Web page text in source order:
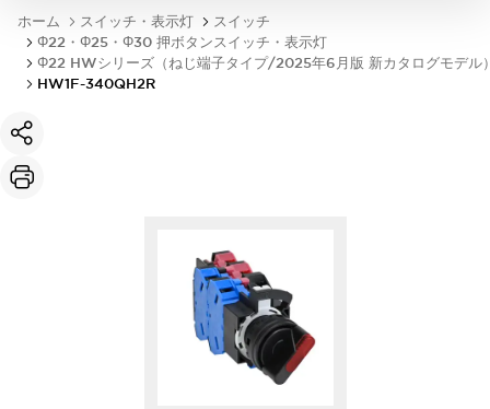
ホーム スイッチ・表示灯
スイッチ
Φ22・Φ25・Φ30 押ボタンスイッチ・表示灯
Φ22 HWシリーズ（ねじ端子タイプ/2025年6月版 新カタログモデル
HW1F-340QH2R